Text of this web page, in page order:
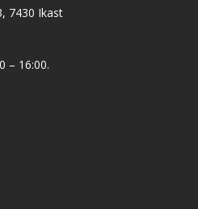
7430 Ikast
– 16:00.